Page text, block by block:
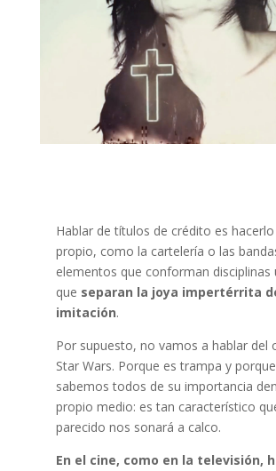
Hablar de títulos de crédito es
propio, como la cartelería o las
elementos que conforman disciplinas
que separan la joya impertérrita
imitación.
Por supuesto, no vamos a hablar del
Star Wars. Porque es trampa y
sabemos todos de su importancia
propio medio: es tan característico
parecido nos sonará a calco.
En el cine, como en la televisión,